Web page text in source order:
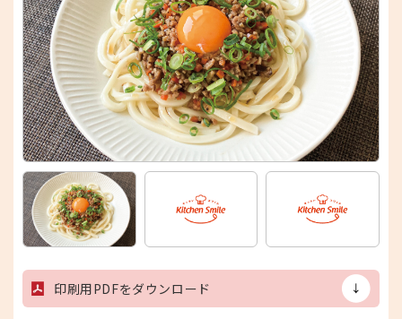
印刷用PDFをダウンロード